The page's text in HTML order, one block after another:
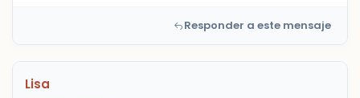
Responder a este mensaje
Lisa